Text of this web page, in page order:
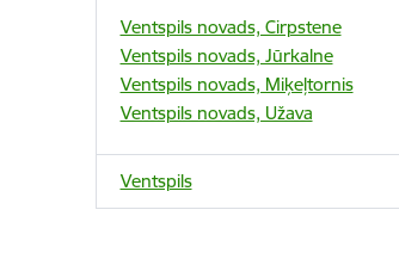
Ventspils novads, Cirpstene
Ventspils novads, Jūrkalne
Ventspils novads, Miķeļtornis
Ventspils novads, Užava
Ventspils